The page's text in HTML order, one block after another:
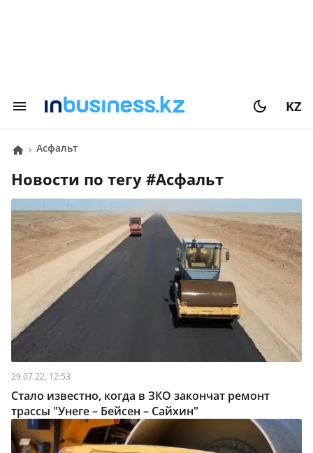
KZ
Асфальт
Новости по тегу # Асфальт
29.07.22, 12:53
Стало известно, когда в ЗКО закончат ремонт
трассы "Унеге – Бейсен – Сайхин"